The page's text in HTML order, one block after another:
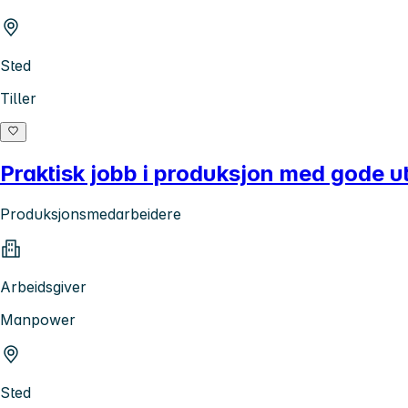
Sted
Tiller
Praktisk jobb i produksjon med gode
Produksjonsmedarbeidere
Arbeidsgiver
Manpower
Sted